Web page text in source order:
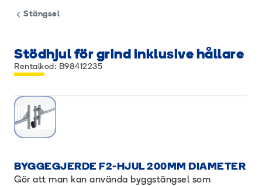
Stängsel
Stödhjul för grind inklusive hållare
Rentalkod: B98412235
BYGGEGJERDE F2-HJUL 200MM DIAMETER
Gör att man kan använda byggstängsel som